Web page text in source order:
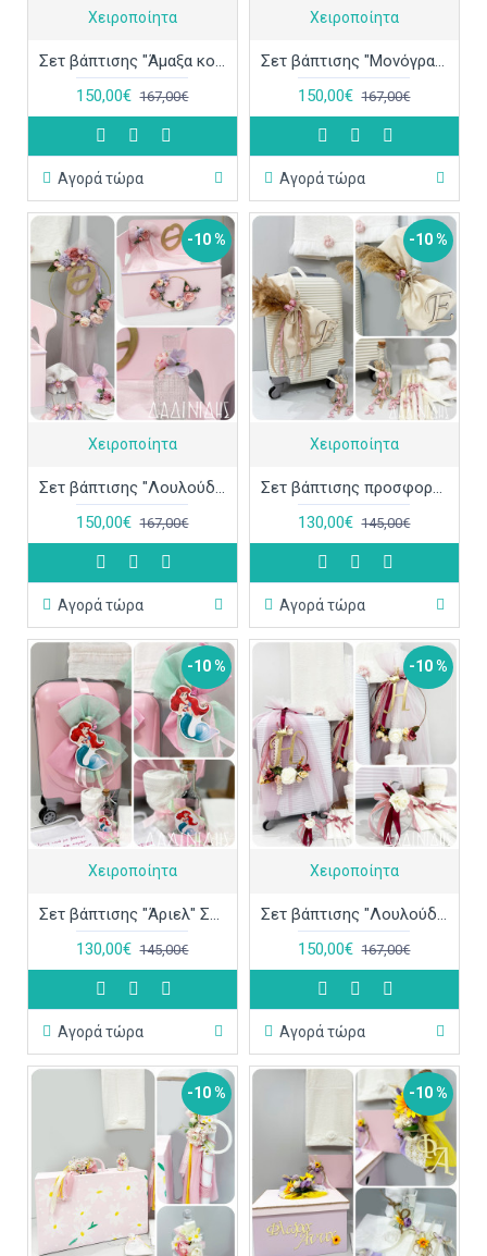
Χειροποίητα
Σετ βάπτισης "Άμαξα κολοκύθα" ΣΕΤ-Κ92
150,00€ 167,00€
Αγορά τώρα
Χειροποίητα
Σετ βάπτισης "Μονόγραμμα plexiglass" ΣΕΤ-Κ91
150,00€ 167,00€
Αγορά τώρα
-10 %
Χειροποίητα
Σετ βάπτισης "Λουλούδια μονόγραμμα γκλίτερ" ΣΕΤ-Κ90
150,00€ 167,00€
Αγορά τώρα
-10 %
Χειροποίητα
Σετ βάπτισης προσφορά "Boho pampas Μονόγραμμα" ΣΕΤ-Κ89
130,00€ 145,00€
Αγορά τώρα
-10 %
Χειροποίητα
Σετ βάπτισης "Άριελ" ΣΕΤ-Κ88
130,00€ 145,00€
Αγορά τώρα
-10 %
Χειροποίητα
Σετ βάπτισης "Λουλούδια με κορώνα" ΣΕΤ-Κ87
150,00€ 167,00€
Αγορά τώρα
-10 % -10 %